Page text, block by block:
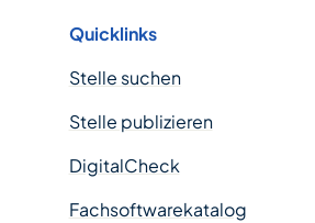
Quicklinks
Stelle suchen
Stelle publizieren
DigitalCheck
Fachsoftwarekatalog